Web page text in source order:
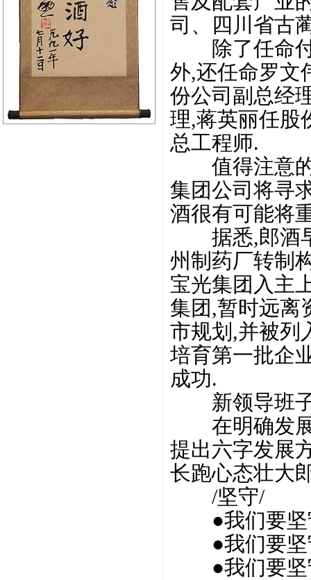
司、四川省古
除了任命付
外,还任命罗文
份公司副总经
理,蒋英丽任股
总工程师.
值得注意的
集团公司将寻
酒很有可能将
据悉,郎酒早
州制药厂转制
宝光集团入主
集团,暂时远离
市规划,并被列
培育第一批企
成功.
新领导班子
在明确发展
提出六字发展
长跑心态壮大
/坚守/
●我们要坚
●我们要坚
●我们要坚